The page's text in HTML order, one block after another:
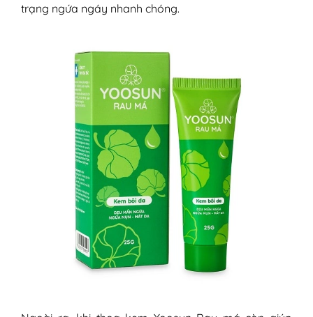
trạng ngứa ngáy nhanh chóng.